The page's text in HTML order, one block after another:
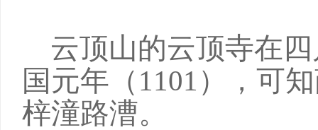
云顶山的云顶寺在四
国元年（1101），可
梓潼路漕。